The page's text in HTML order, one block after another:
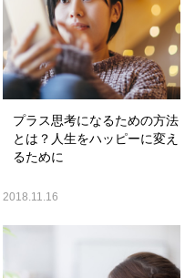
プラス思考になるための方法
とは？人生をハッピーに変え
るために
2018.11.16